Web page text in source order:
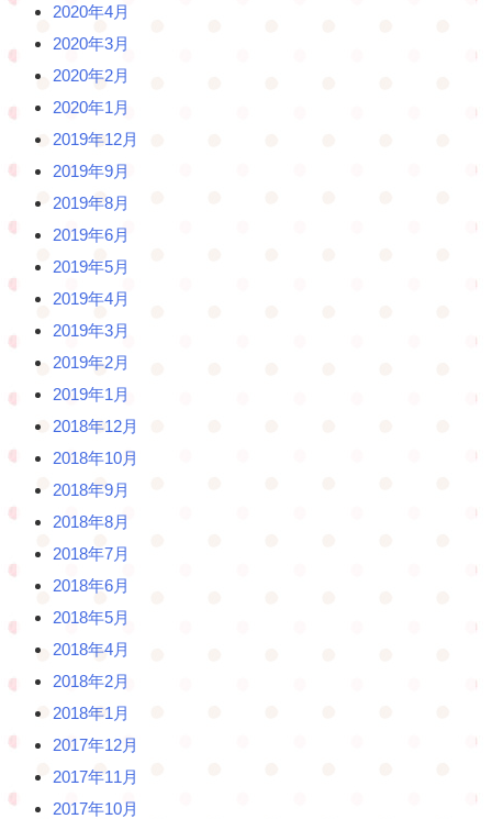
2020年4月
2020年3月
2020年2月
2020年1月
2019年12月
2019年9月
2019年8月
2019年6月
2019年5月
2019年4月
2019年3月
2019年2月
2019年1月
2018年12月
2018年10月
2018年9月
2018年8月
2018年7月
2018年6月
2018年5月
2018年4月
2018年2月
2018年1月
2017年12月
2017年11月
2017年10月